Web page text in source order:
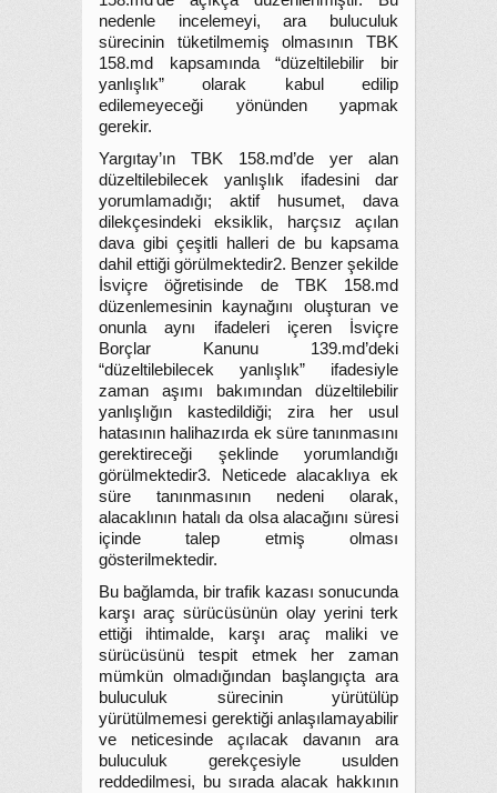
nedenle incelemeyi, ara buluculuk
sürecinin tüketilmemiş olmasının TBK
158.md kapsamında “düzeltilebilir bir
yanlışlık” olarak kabul edilip
edilemeyeceği yönünden yapmak
gerekir.
Yargıtay’ın TBK 158.md’de yer alan
düzeltilebilecek yanlışlık ifadesini dar
yorumlamadığı; aktif husumet, dava
dilekçesindeki eksiklik, harçsız açılan
dava gibi çeşitli halleri de bu kapsama
dahil ettiği görülmektedir2. Benzer şekilde
İsviçre öğretisinde de TBK 158.md
düzenlemesinin kaynağını oluşturan ve
onunla aynı ifadeleri içeren İsviçre
Borçlar Kanunu 139.md’deki
“düzeltilebilecek yanlışlık” ifadesiyle
zaman aşımı bakımından düzeltilebilir
yanlışlığın kastedildiği; zira her usul
hatasının halihazırda ek süre tanınmasını
gerektireceği şeklinde yorumlandığı
görülmektedir3. Neticede alacaklıya ek
süre tanınmasının nedeni olarak,
alacaklının hatalı da olsa alacağını süresi
içinde talep etmiş olması
gösterilmektedir.
Bu bağlamda, bir trafik kazası sonucunda
karşı araç sürücüsünün olay yerini terk
ettiği ihtimalde, karşı araç maliki ve
sürücüsünü tespit etmek her zaman
mümkün olmadığından başlangıçta ara
buluculuk sürecinin yürütülüp
yürütülmemesi gerektiği anlaşılamayabilir
ve neticesinde açılacak davanın ara
buluculuk gerekçesiyle usulden
reddedilmesi, bu sırada alacak hakkının